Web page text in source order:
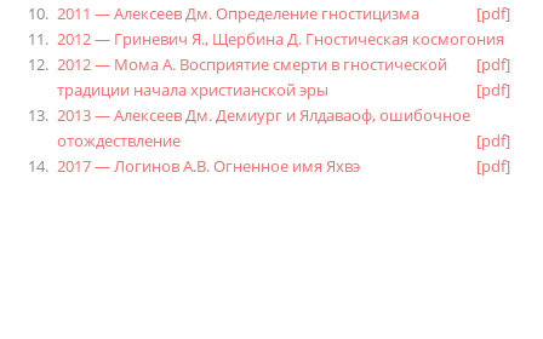
2011 — Алексеев Дм. Определение гностицизма
[pdf]
2012 — Гриневич Я., Щербина Д. Гностическая космогония
[pdf]
2012 — Мома А. Восприятие смерти в гностической
традиции начала христианской эры
[pdf]
2013 — Алексеев Дм. Демиург и Ялдаваоф, ошибочное
отождествление
[pdf]
2017 — Логинов А.В. Огненное имя Яхвэ
[pdf]